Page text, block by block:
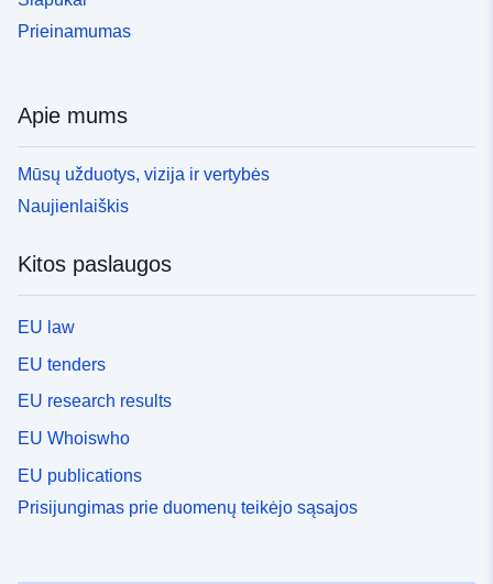
Prieinamumas
Apie mums
Mūsų užduotys, vizija ir vertybės
Naujienlaiškis
Kitos paslaugos
EU law
EU tenders
EU research results
EU Whoiswho
EU publications
Prisijungimas prie duomenų teikėjo sąsajos